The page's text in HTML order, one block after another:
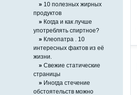
» 10 полезных жирных
продуктов
» Когда и как лучше
употреблять спиртное?
» Клеопатра . 10
интересных фактов из её
жизни.
» Свежие статические
страницы
» Иногда стечение
обстоятельств можно